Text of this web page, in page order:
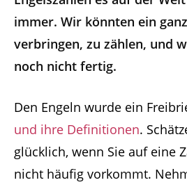
immer. Wir könnten ein
verbringen, zu zählen, und
noch nicht fertig.
Den Engeln wurde ein
und ihre Definitionen.
glücklich, wenn Sie auf eine
nicht häufig vorkommt.